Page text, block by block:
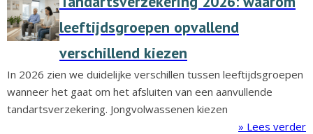
leeftijdsgroepen opvallend
verschillend kiezen
In 2026 zien we duidelijke verschillen tussen leeftijdsgroepen
wanneer het gaat om het afsluiten van een aanvullende
tandartsverzekering. Jongvolwassenen kiezen
» Lees verder